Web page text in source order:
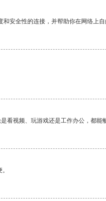
安全性的连接，并帮助你在网络上自
看视频、玩游戏还是工作办公，都能